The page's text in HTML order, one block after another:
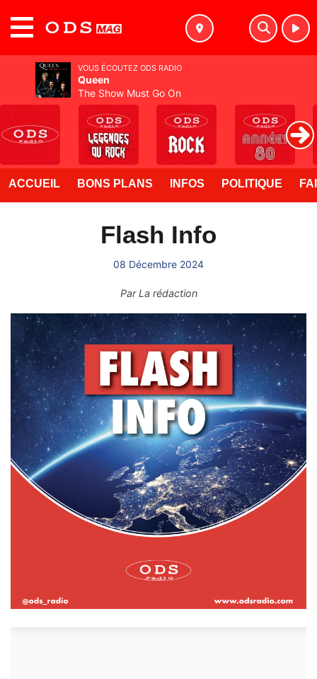
ACCUEIL BONS PLANS INFOS POLITIQUE
Flash Info
08 Décembre 2024
ParLa rédaction
VOUS ÉCOUTEZ ODS RADIO
Queen
The Show Must Go On